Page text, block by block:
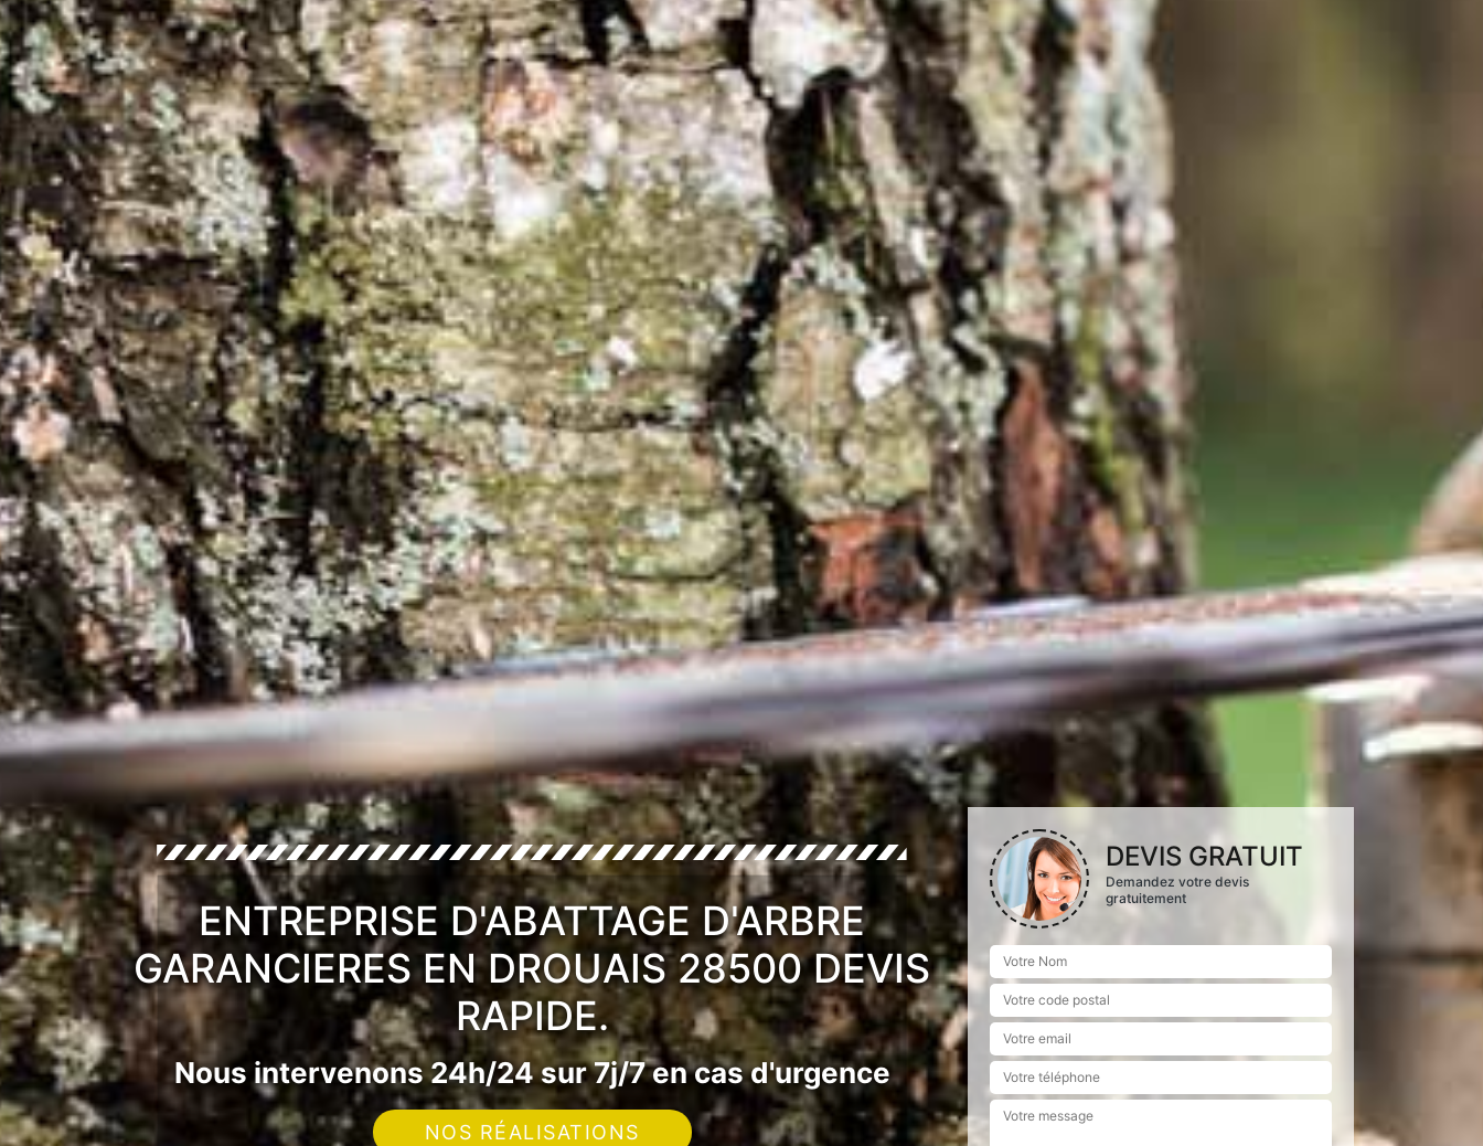
ENTREPRISE D'ABATTAGE D'ARBRE
GARANCIERES EN DROUAIS 28500 DEVIS
RAPIDE.
Nous intervenons 24h/24 sur 7j/7 en cas d'urgence
NOS RÉALISATIONS
DEVIS GRATUIT
Demandez votre devis
gratuitement